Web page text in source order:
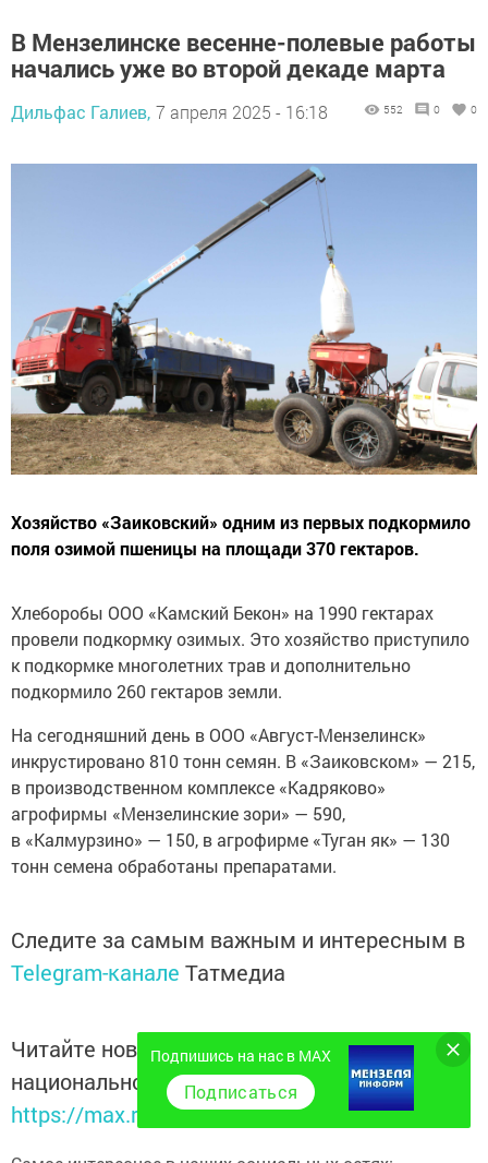
В Мензелинске весенне-полевые работы
начались уже во второй декаде марта
Дильфас Галиев, 7 апреля 2025 - 16:18 552 0 0
Хозяйство «Заиковский» одним из первых подкормило
поля озимой пшеницы на площади 370 гектаров.
Хлеборобы ООО «Камский Бекон» на 1990 гектарах
провели подкормку озимых. Это хозяйство приступило
к подкормке многолетних трав и дополнительно
подкормило 260 гектаров земли.
На сегодняшний день в ООО «Август-Мензелинск»
инкрустировано 810 тонн семян. В «Заиковском» — 215,
в производственном комплексе «Кадряково»
агрофирмы «Мензелинские зори» — 590,
в «Калмурзино» — 150, в агрофирме «Туган як» — 130
тонн семена обработаны препаратами.
Следите за самым важным и интересным в
Telegram-канале Татмедиа
Читайте новости Татарстана в
национальном мессенджере MАХ:
https://max.ru/tatmedia
Подпишись на нас в MAX
Подписаться